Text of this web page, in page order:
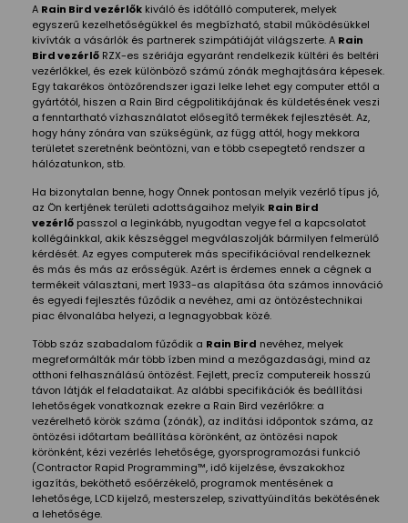
A Rain Bird vezérlők kiváló és időtálló computerek, melyek
egyszerű kezelhetőségükkel és megbízható, stabil működésükkel
kivívták a vásárlók és partnerek szimpátiáját világszerte. A Rain
Bird vezérlő RZX-es szériája egyaránt rendelkezik kültéri és beltéri
vezérlőkkel, és ezek különböző számú zónák meghajtására képesek.
Egy takarékos öntözőrendszer igazi lelke lehet egy computer ettől a
gyártótól, hiszen a Rain Bird cégpolitikájának és küldetésének veszi
a fenntartható vízhasználatot elősegítő termékek fejlesztését. Az,
hogy hány zónára van szükségünk, az függ attól, hogy mekkora
területet szeretnénk beöntözni, van e több csepegtető rendszer a
hálózatunkon, stb.
Ha bizonytalan benne, hogy Önnek pontosan melyik vezérlő típus jó,
az Ön kertjének területi adottságaihoz melyik Rain Bird
vezérlő passzol a leginkább, nyugodtan vegye fel a kapcsolatot
kollégáinkkal, akik készséggel megválaszolják bármilyen felmerülő
kérdését. Az egyes computerek más specifikációval rendelkeznek
és más és más az erősségük. Azért is érdemes ennek a cégnek a
termékeit választani, mert 1933-as alapítása óta számos innováció
és egyedi fejlesztés fűződik a nevéhez, ami az öntözéstechnikai
piac élvonalába helyezi, a legnagyobbak közé.
Több száz szabadalom fűződik a Rain Bird nevéhez, melyek
megreformálták már több ízben mind a mezőgazdasági, mind az
otthoni felhasználású öntözést. Fejlett, precíz computereik hosszú
távon látják el feladataikat. Az alábbi specifikációk és beállítási
lehetőségek vonatkoznak ezekre a Rain Bird vezérlőkre: a
vezérelhető körök száma (zónák), az indítási időpontok száma, az
öntözési időtartam beállítása körönként, az öntözési napok
körönként, kézi vezérlés lehetősége, gyorsprogramozási funkció
(Contractor Rapid Programming™, idő kijelzése, évszakokhoz
igazítás, beköthető esőérzékelő, programok mentésének a
lehetősége, LCD kijelző, mesterszelep, szivattyúindítás bekötésének
a lehetősége.